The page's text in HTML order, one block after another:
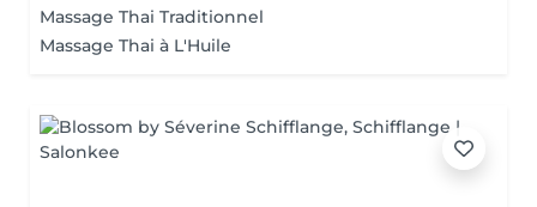
Massage Thai Traditionnel
Massage Thai à L'Huile